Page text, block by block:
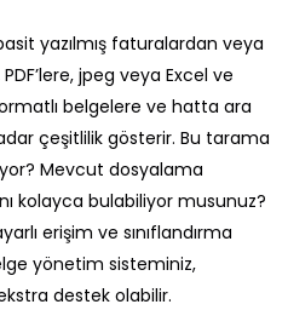
yazılmış faturalardan veya
jpeg veya Excel ve
belgelere ve hatta ara
çeşitlilik gösterir. Bu tarama
Mevcut dosyalama
kolayca bulabiliyor musunuz?
erişim ve sınıflandırma
yönetim sisteminiz,
destek olabilir.